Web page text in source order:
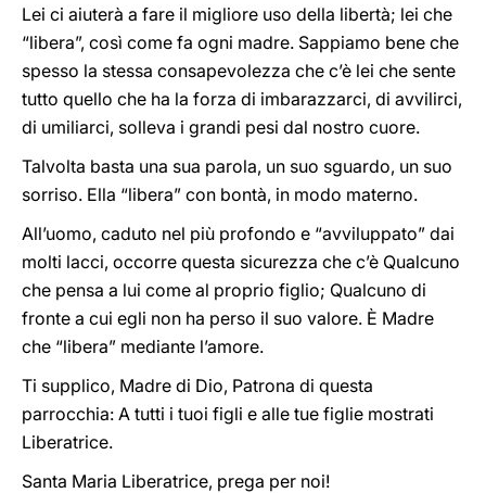
Lei ci aiuterà a fare il migliore uso della libertà; lei che
“libera”, così come fa ogni madre. Sappiamo bene che
spesso la stessa consapevolezza che c’è lei che sente
tutto quello che ha la forza di imbarazzarci, di avvilirci,
di umiliarci, solleva i grandi pesi dal nostro cuore.
Talvolta basta una sua parola, un suo sguardo, un suo
sorriso. Ella “libera” con bontà, in modo materno.
All’uomo, caduto nel più profondo e “avviluppato” dai
molti lacci, occorre questa sicurezza che c’è Qualcuno
che pensa a lui come al proprio figlio; Qualcuno di
fronte a cui egli non ha perso il suo valore. È Madre
che “libera” mediante l’amore.
Ti supplico, Madre di Dio, Patrona di questa
parrocchia: A tutti i tuoi figli e alle tue figlie mostrati
Liberatrice.
Santa Maria Liberatrice, prega per noi!